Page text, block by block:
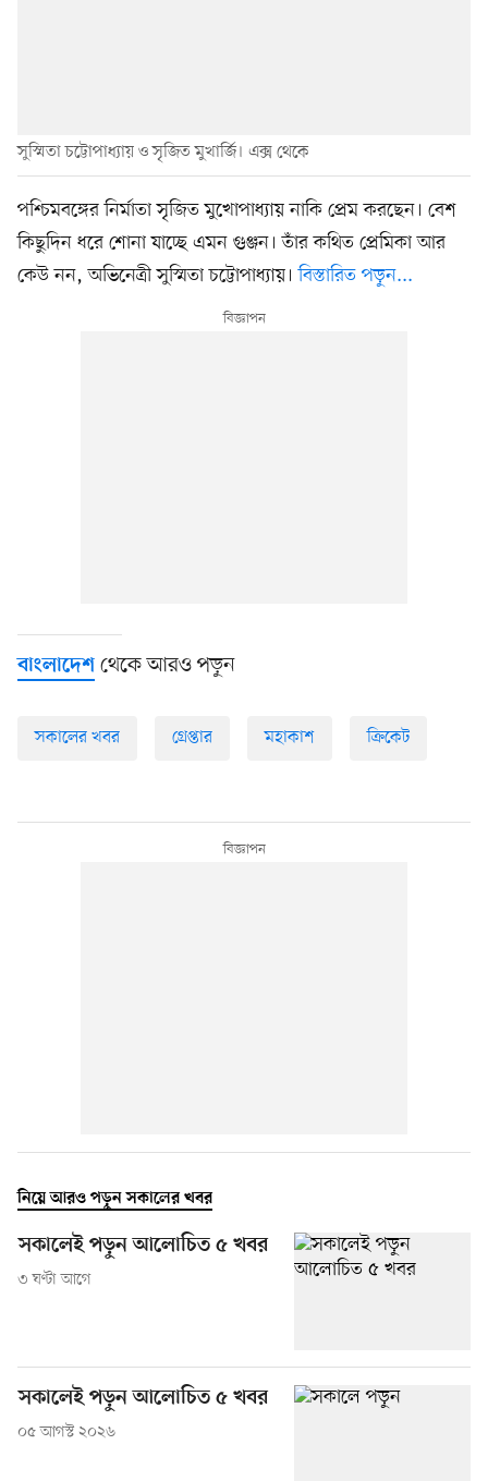
সুস্মিতা চট্টোপাধ্যায় ও সৃজিত মুখার্জি। এক্স থেকে
পশ্চিমবঙ্গের নির্মাতা সৃজিত মুখোপাধ্যায় নাকি প্রেম করছেন। বেশ
কিছুদিন ধরে শোনা যাচ্ছে এমন গুঞ্জন। তাঁর কথিত প্রেমিকা আর
কেউ নন, অভিনেত্রী সুস্মিতা চট্টোপাধ্যায়।বিস্তারিত পড়ুন...
বাংলাদেশ থেকে আরও পড়ুন
সকালের খবর গ্রেপ্তার মহাকাশ ক্রিকেট
নিয়ে আরও পড়ুন সকালের খবর
সকালেই পড়ুন আলোচিত ৫ খবর
৩ ঘণ্টা আগে
সকালেই পড়ুন আলোচিত ৫ খবর
০৫ আগস্ট ২০২৬